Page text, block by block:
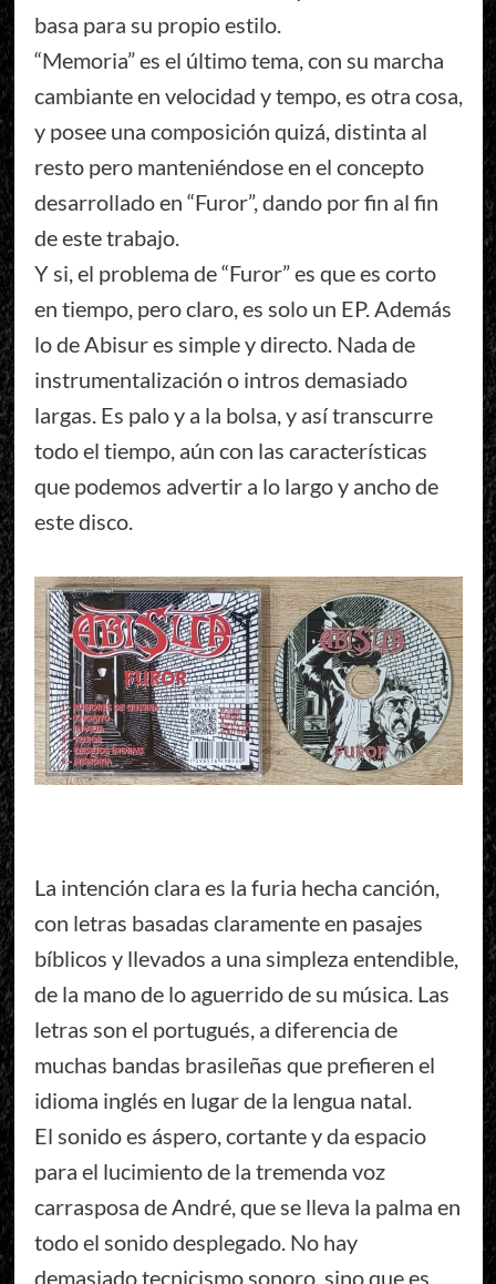
basa para su propio estilo.
“Memoria” es el último tema, con su marcha
cambiante en velocidad y tempo, es otra cosa,
y posee una composición quizá, distinta al
resto pero manteniéndose en el concepto
desarrollado en “Furor”, dando por fin al fin
de este trabajo.
Y si, el problema de “Furor” es que es corto
en tiempo, pero claro, es solo un EP. Además
lo de Abisur es simple y directo. Nada de
instrumentalización o intros demasiado
largas. Es palo y a la bolsa, y así transcurre
todo el tiempo, aún con las características
que podemos advertir a lo largo y ancho de
este disco.
La intención clara es la furia hecha canción,
con letras basadas claramente en pasajes
bíblicos y llevados a una simpleza entendible,
de la mano de lo aguerrido de su música. Las
letras son el portugués, a diferencia de
muchas bandas brasileñas que prefieren el
idioma inglés en lugar de la lengua natal.
El sonido es áspero, cortante y da espacio
para el lucimiento de la tremenda voz
carrasposa de André, que se lleva la palma en
todo el sonido desplegado. No hay
demasiado tecnicismo sonoro, sino que es